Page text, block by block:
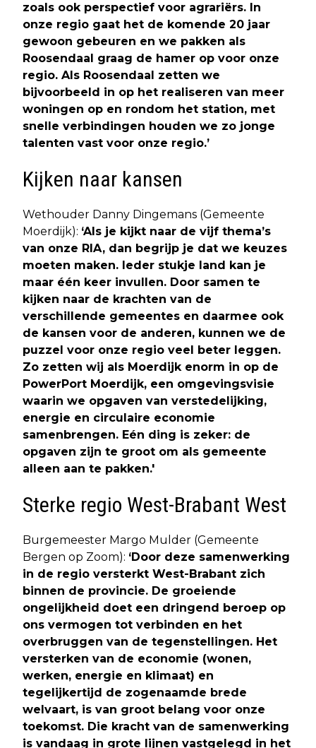
zoals ook perspectief voor agrariërs. In
onze regio gaat het de komende 20 jaar
gewoon gebeuren en we pakken als
Roosendaal graag de hamer op voor onze
regio. Als Roosendaal zetten we
bijvoorbeeld in op het realiseren van meer
woningen op en rondom het station, met
snelle verbindingen houden we zo jonge
talenten vast voor onze regio.’
Kijken naar kansen
Wethouder Danny Dingemans (Gemeente
Moerdijk): ‘Als je kijkt naar de vijf thema’s
van onze RIA, dan begrijp je dat we keuzes
moeten maken. Ieder stukje land kan je
maar één keer invullen. Door samen te
kijken naar de krachten van de
verschillende gemeentes en daarmee ook
de kansen voor de anderen, kunnen we de
puzzel voor onze regio veel beter leggen.
Zo zetten wij als Moerdijk enorm in op de
PowerPort Moerdijk, een omgevingsvisie
waarin we opgaven van verstedelijking,
energie en circulaire economie
samenbrengen. Eén ding is zeker: de
opgaven zijn te groot om als gemeente
alleen aan te pakken.'
Sterke regio West-Brabant West
Burgemeester Margo Mulder (Gemeente
Bergen op Zoom): ‘Door deze samenwerking
in de regio versterkt West-Brabant zich
binnen de provincie. De groeiende
ongelijkheid doet een dringend beroep op
ons vermogen tot verbinden en het
overbruggen van de tegenstellingen. Het
versterken van de economie (wonen,
werken, energie en klimaat) en
tegelijkertijd de zogenaamde brede
welvaart, is van groot belang voor onze
toekomst. Die kracht van de samenwerking
is vandaag in grote lijnen vastgelegd in het